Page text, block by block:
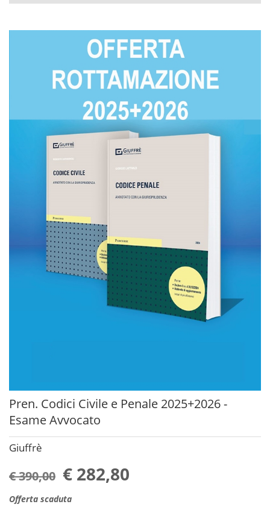
Pren. Codici Civile e Penale 2025+2026 -
Esame Avvocato
Giuffrè
€ 390,00 € 282,80
Offerta scaduta